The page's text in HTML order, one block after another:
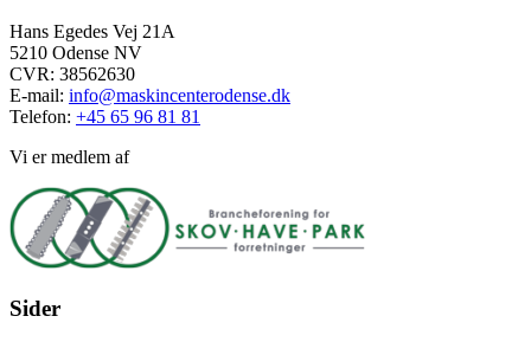
Hans Egedes Vej 21A
5210 Odense NV
CVR: 38562630
E-mail: info@maskincenterodense.dk
Telefon: +45 65 96 81 81
Vi er medlem af
Sider